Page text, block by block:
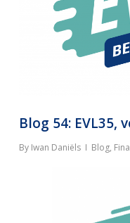
Blog 54:
By Iwan Daniëls Blog,